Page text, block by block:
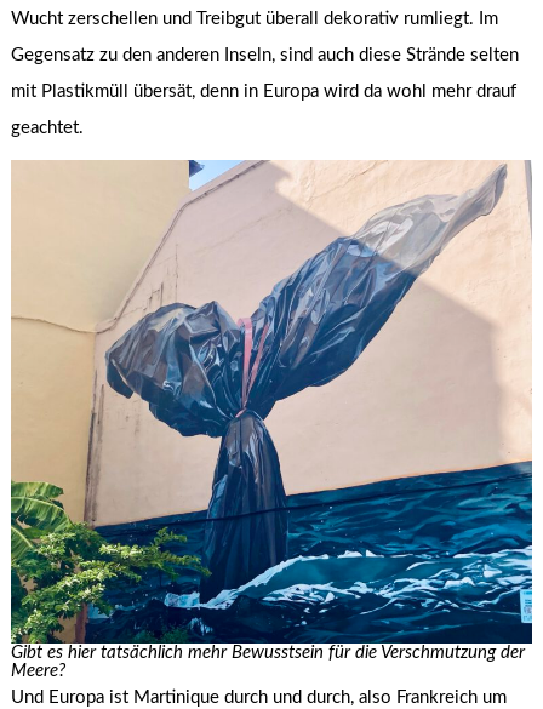
Wucht zerschellen und Treibgut überall dekorativ rumliegt. Im
Gegensatz zu den anderen Inseln, sind auch diese Strände selten
mit Plastikmüll übersät, denn in Europa wird da wohl mehr drauf
geachtet.
Gibt es hier tatsächlich mehr Bewusstsein für die Verschmutzung der
Meere?
Und Europa ist Martinique durch und durch, also Frankreich um